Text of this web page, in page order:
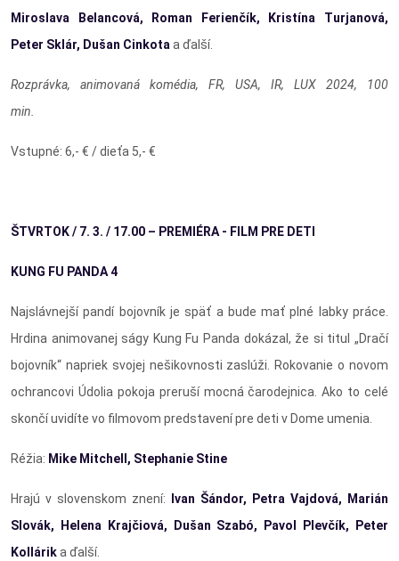
Miroslava Belancová, Roman Ferienčík, Kristína Turjanová,
Peter Sklár, Dušan Cinkota a ďalší.
Rozprávka, animovaná komédia, FR, USA, IR, LUX 2024, 100
min.
Vstupné: 6,- € / dieťa 5,- €
ŠTVRTOK / 7. 3. / 17.00 – PREMIÉRA - FILM PRE DETI
KUNG FU PANDA 4
Najslávnejší pandí bojovník je späť a bude mať plné labky práce.
Hrdina animovanej ságy Kung Fu Panda dokázal, že si titul „Dračí
bojovník“ napriek svojej nešikovnosti zaslúži. Rokovanie o novom
ochrancovi Údolia pokoja preruší mocná čarodejnica. Ako to celé
skončí uvidíte vo filmovom predstavení pre deti v Dome umenia.
Réžia: Mike Mitchell, Stephanie Stine
Hrajú v slovenskom znení: Ivan Šándor, Petra Vajdová, Marián
Slovák, Helena Krajčiová, Dušan Szabó, Pavol Plevčík, Peter
Kollárika ďalší.